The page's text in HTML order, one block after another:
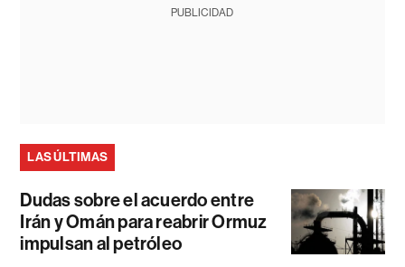
PUBLICIDAD
LAS ÚLTIMAS
Dudas sobre el acuerdo entre
Irán y Omán para reabrir Ormuz
impulsan al petróleo